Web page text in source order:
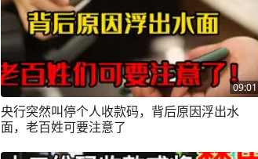
09:01
央行突然叫停个人收款码，背后原因浮出水
面，老百姓可要注意了